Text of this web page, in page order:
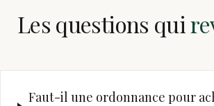
Les questions qui
Faut-il une ordonnance pour